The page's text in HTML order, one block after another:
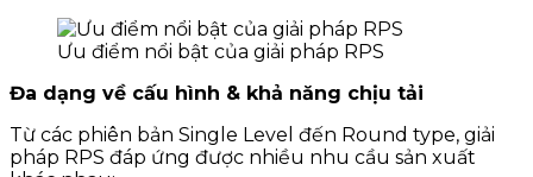
Ưu điểm nổi bật của giải pháp RPS
Đa dạng về cấu hình & khả năng chịu tải
Từ các phiên bản Single Level đến Round type, giải
pháp RPS đáp ứng được nhiều nhu cầu sản xuất